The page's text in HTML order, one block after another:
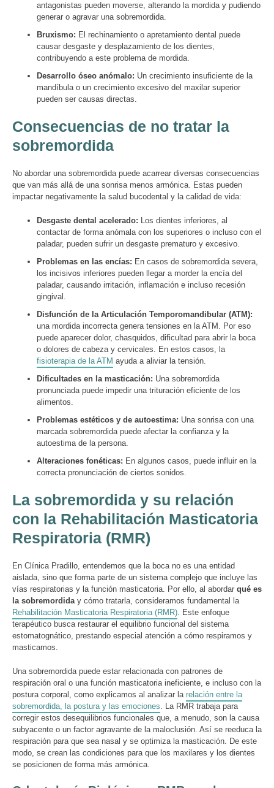
antagonistas pueden moverse, alterando la mordida y pudiendo
generar o agravar una sobremordida.
Bruxismo: El rechinamiento o apretamiento dental puede
causar desgaste y desplazamiento de los dientes,
contribuyendo a este problema de mordida.
Desarrollo óseo anómalo: Un crecimiento insuficiente de la
mandíbula o un crecimiento excesivo del maxilar superior
pueden ser causas directas.
Consecuencias de no tratar la
sobremordida
No abordar una sobremordida puede acarrear diversas consecuencias
que van más allá de una sonrisa menos armónica. Estas pueden
impactar negativamente la salud bucodental y la calidad de vida:
Desgaste dental acelerado: Los dientes inferiores, al
contactar de forma anómala con los superiores o incluso con el
paladar, pueden sufrir un desgaste prematuro y excesivo.
Problemas en las encías: En casos de sobremordida severa,
los incisivos inferiores pueden llegar a morder la encía del
paladar, causando irritación, inflamación e incluso recesión
gingival.
Disfunción de la Articulación Temporomandibular (ATM):
una mordida incorrecta genera tensiones en la ATM. Por eso
puede aparecer dolor, chasquidos, dificultad para abrir la boca
o dolores de cabeza y cervicales. En estos casos, la
fisioterapia de la ATM ayuda a aliviar la tensión.
Dificultades en la masticación: Una sobremordida
pronunciada puede impedir una trituración eficiente de los
alimentos.
Problemas estéticos y de autoestima: Una sonrisa con una
marcada sobremordida puede afectar la confianza y la
autoestima de la persona.
Alteraciones fonéticas: En algunos casos, puede influir en la
correcta pronunciación de ciertos sonidos.
La sobremordida y su relación
con la Rehabilitación Masticatoria
Respiratoria (RMR)
En Clínica Pradillo, entendemos que la boca no es una entidad
aislada, sino que forma parte de un sistema complejo que incluye las
vías respiratorias y la función masticatoria. Por ello, al abordar qué es
la sobremordiday cómo tratarla, consideramos fundamental la
Rehabilitación Masticatoria Respiratoria (RMR). Este enfoque
terapéutico busca restaurar el equilibrio funcional del sistema
estomatognático, prestando especial atención a cómo respiramos y
masticamos.
Una sobremordida puede estar relacionada con patrones de
respiración oral o una función masticatoria ineficiente, e incluso con la
postura corporal, como explicamos al analizar la relación entre la
sobremordida, la postura y las emociones. La RMR trabaja para
corregir estos desequilibrios funcionales que, a menudo, son la causa
subyacente o un factor agravante de la maloclusión. Así se reeduca la
respiración para que sea nasal y se optimiza la masticación. De este
modo, se crean las condiciones para que los maxilares y los dientes
se posicionen de forma más armónica.